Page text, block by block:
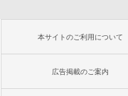
本サイトのご利用について
広告掲載のご案内